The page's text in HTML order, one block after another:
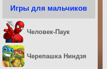
Игры для мальчиков
Человек-Паук
Черепашка Ниндзя